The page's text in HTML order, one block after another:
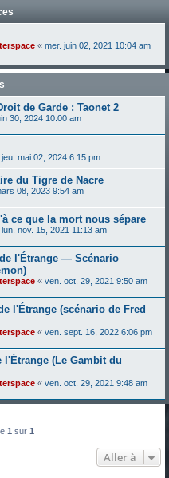
« mer. juin 02, 2021 10:04 am
de Garde : Taonet 2
30, 2024 10:00 am
jeu. mai 02, 2024 6:15 pm
du Tigre de Nacre
08, 2023 9:54 am
ce que la mort nous sépare
lun. nov. 15, 2021 11:13 am
l'Étrange — Scénario
« ven. oct. 29, 2021 9:50 am
l'Étrange (scénario de Fred
« ven. sept. 16, 2022 6:06 pm
(Le Gambit du
« ven. oct. 29, 2021 9:48 am
1 sur 1
Aller à